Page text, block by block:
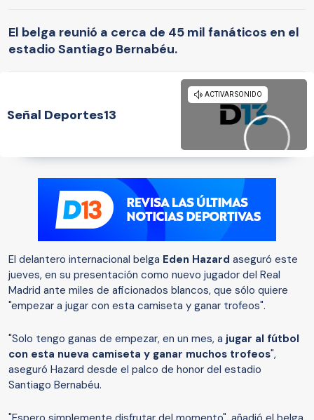
El belga reunió a cerca de 45 mil fanáticos en el
estadio Santiago Bernabéu.
Señal Deportes13
El delantero internacional belga Eden Hazard aseguró este
jueves, en su presentación como nuevo jugador del Real
Madrid ante miles de aficionados blancos, que sólo quiere
"empezar a jugar con esta camiseta y ganar trofeos".
"Solo tengo ganas de empezar, en un mes, a jugar al fútbol
con esta nueva camiseta y ganar muchos trofeos",
aseguró Hazard desde el palco de honor del estadio
Santiago Bernabéu.